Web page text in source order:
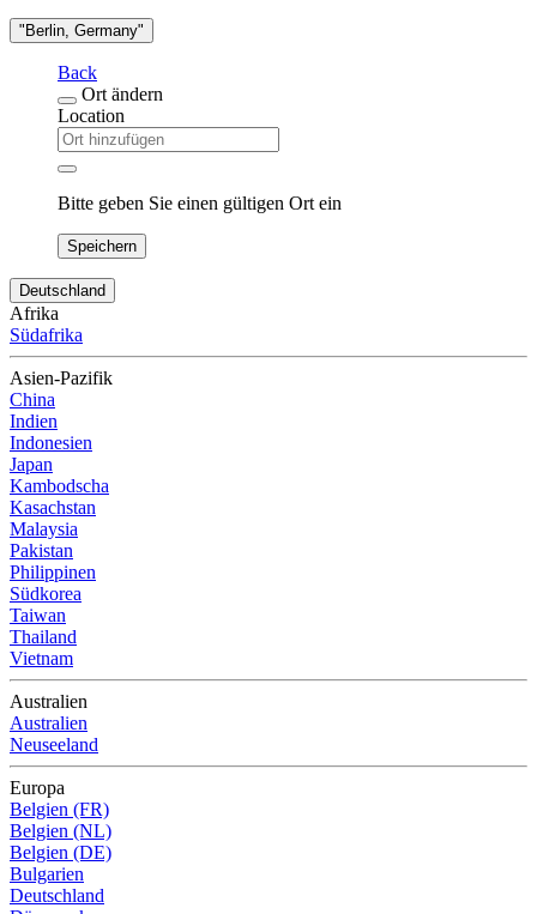
"Berlin, Germany"
Back
Ort ändern
Location
Bitte geben Sie einen gültigen Ort ein
Speichern
Deutschland
Afrika
Südafrika
Asien-Pazifik
China
Indien
Indonesien
Japan
Kambodscha
Kasachstan
Malaysia
Pakistan
Philippinen
Südkorea
Taiwan
Thailand
Vietnam
Australien
Australien
Neuseeland
Europa
Belgien (FR)
Belgien (NL)
Belgien (DE)
Bulgarien
Deutschland